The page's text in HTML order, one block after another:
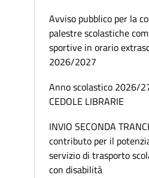
Avviso pubblico per la
palestre scolastiche
sportive in orario
2026/2027
Anno scolastico 2026/
CEDOLE LIBRARIE
INVIO SECONDA
contributo per il
servizio di trasporto
con disabilità